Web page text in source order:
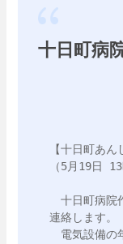
十日町病
【十日町あん
（5月19日
十日町病院
連絡します。
電気設備の